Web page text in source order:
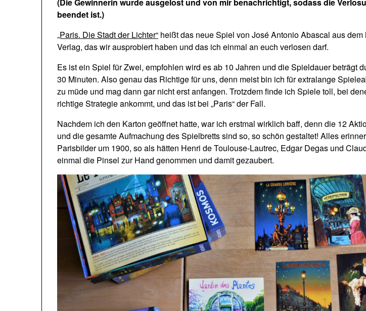
beendet ist.)
„Paris. Die Stadt der Lichter“ heißt das neue Spiel von José Antonio Abascal aus dem
Verlag, das wir ausprobiert haben und das ich einmal an euch verlosen darf.
Es ist ein Spiel für Zwei, empfohlen wird es ab 10 Jahren und die Spieldauer beträgt
30 Minuten. Also genau das Richtige für uns, denn meist bin ich für extralange
zu müde und mag dann gar nicht erst anfangen. Trotzdem finde ich Spiele toll, bei
richtige Strategie ankommt, und das ist bei „Paris“ der Fall.
Nachdem ich den Karton geöffnet hatte, war ich erstmal wirklich baff, denn die 12
und die gesamte Aufmachung des Spielbretts sind so, so schön gestaltet! Alles
Parisbilder um 1900, so als hätten Henri de Toulouse-Lautrec, Edgar Degas und
einmal die Pinsel zur Hand genommen und damit gezaubert.